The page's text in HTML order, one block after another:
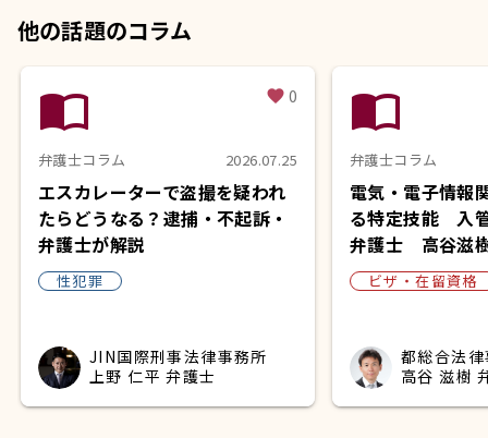
他の話題のコラム
import_contacts favorite 0
弁護士コラム 2026.07.25
エスカレーターで盗撮を疑われ
たらどうなる？逮捕・不起訴・
弁護士が解説
性犯罪
JIN国際刑事法律事務所
上野 仁平 弁護士
import_contacts
弁護士コラム
電気・電子情報
る特定技能 入
弁護士 高谷滋
ビザ・在留資格
都総合法
高谷 滋樹